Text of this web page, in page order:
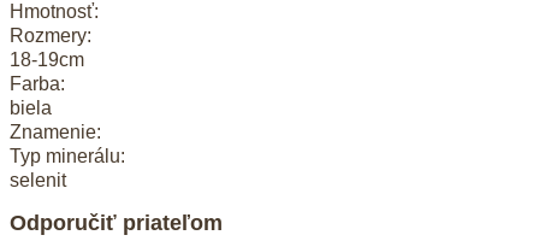
Hmotnosť:
Rozmery:
18-19cm
Farba:
biela
Znamenie:
Typ minerálu:
selenit
Odporučiť priateľom